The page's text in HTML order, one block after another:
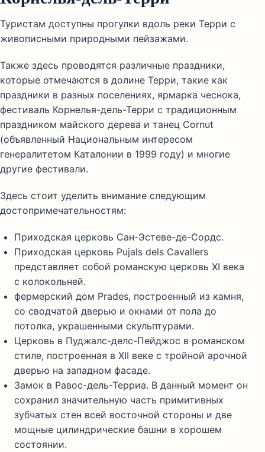
Туристам доступны прогулки вдоль реки Терри с
живописными природными пейзажами.
Также здесь проводятся различные праздники,
которые отмечаются в долине Терри, такие как
праздники в разных поселениях, ярмарка чеснока,
фестиваль Корнелья-дель-Терри с традиционным
праздником майского дерева и танец Cornut
(объявленный Национальным интересом
генералитетом Каталонии в 1999 году) и многие
другие фестивали.
Здесь стоит уделить внимание следующим
достопримечательностям:
Приходская церковь Сан-Эстеве-де-Сордс.
Приходская церковь Pujals dels Cavallers
представляет собой романскую церковь XI века
с колокольней.
фермерский дом Prades, построенный из камня,
со сводчатой ​​дверью и окнами от пола до
потолка, украшенными скульптурами.
Церковь в Пуджалс-делс-Пейджос в романском
стиле, построенная в XII веке с тройной арочной
дверью на западном фасаде.
Замок в Равос-дель-Терриа. В данный момент он
сохранил значительную часть примитивных
зубчатых стен всей восточной стороны и две
мощные цилиндрические башни в хорошем
состоянии.